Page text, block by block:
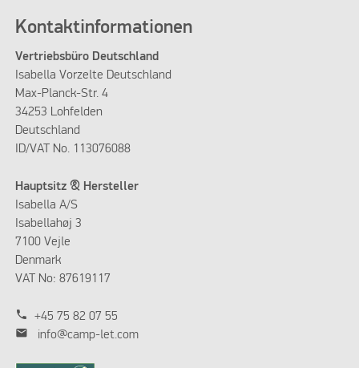
Kontaktinformationen
Vertriebsbüro Deutschland
Isabella Vorzelte Deutschland
Max-Planck-Str. 4
34253 Lohfelden
Deutschland
ID/VAT No. 113076088
Hauptsitz & Hersteller
Isabella A/S
Isabellahøj 3
7100 Vejle
Denmark
VAT No: 87619117
phone +45 75 82 07 55
mail info@camp-let.com